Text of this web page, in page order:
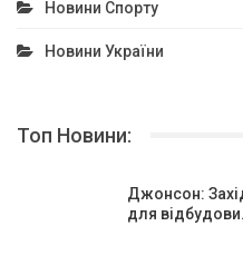
Новини Спорту
Новини України
Топ Новини:
Джонсон:
для